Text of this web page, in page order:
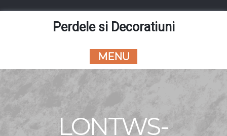
Perdele si Decoratiuni
MENU
LONTWS-